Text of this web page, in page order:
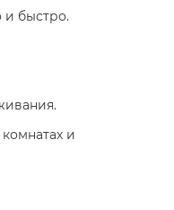
и быстро.
и